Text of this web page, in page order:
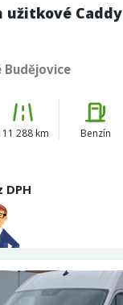
DPH
užitkové Caddy
Budějovice
288 km Benzín